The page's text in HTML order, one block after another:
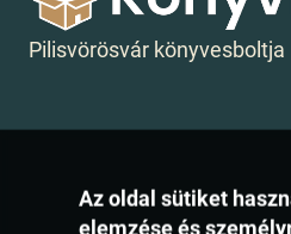
Pilisvörösvár könyvesboltja
Az oldal sütiket
elemzése és